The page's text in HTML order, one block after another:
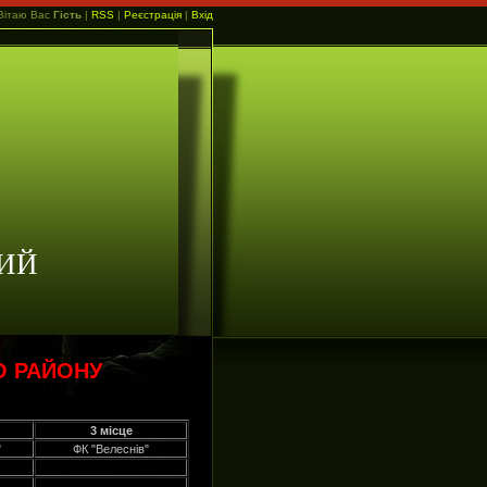
Вас Гість | RSS | Реєстрація | Вхід
РАЙОНУ
3 місце
ФК "Велеснів"